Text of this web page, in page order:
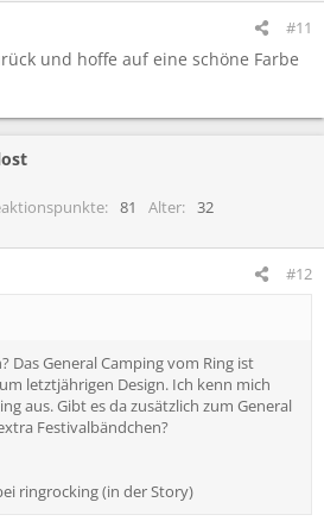
#11
und hoffe auf eine schöne Farbe
81 Alter
32
#12
Das General Camping vom Ring ist
letztjährigen Design. Ich kenn mich
aus. Gibt es da zusätzlich zum General
Festivalbändchen?
ringrocking (in der Story)